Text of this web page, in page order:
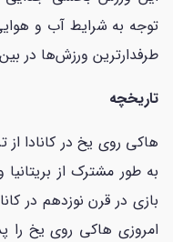
توجه به شرایط آب و
طرفدارترین ورزش‌ها در
تاریخچه
هاکی روی یخ در کانادا
به طور مشترک از
بازی‌ در قرن نوزدهم در
امروزی هاکی روی یخ را